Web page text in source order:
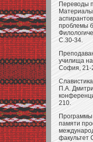
Переводы
Материалы
проблемы
С.30-34.
училища
София, 21-
П.А.
210.
Программы
памяти
факультет